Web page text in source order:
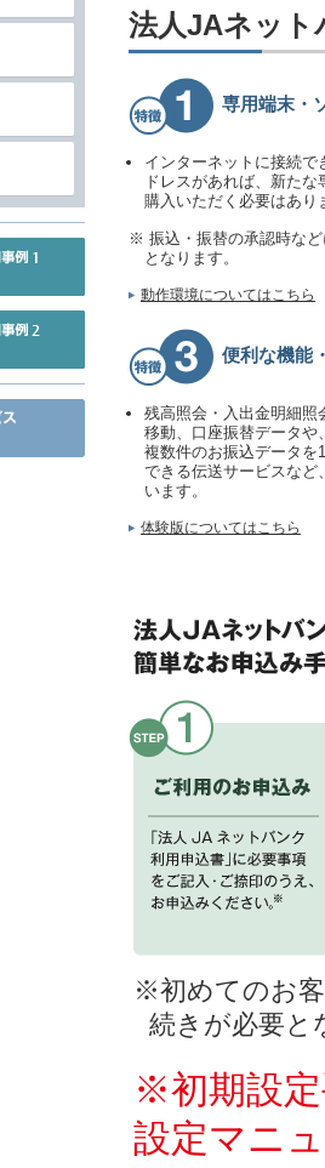
法人JAネット
専用端末・
インターネットに接続
ドレスがあれば、新た
購入いただく必要はあり
※ 振込・振替の承認時な
となります。
動作環境についてはこちら
便利な機能
残高照会・入出金明細照
移動、口座振替データや
複数件のお振込データを
できる伝送サービスなど
います。
体験版についてはこちら
※初めてのお
続きが必要と
※初期設
設定マニ